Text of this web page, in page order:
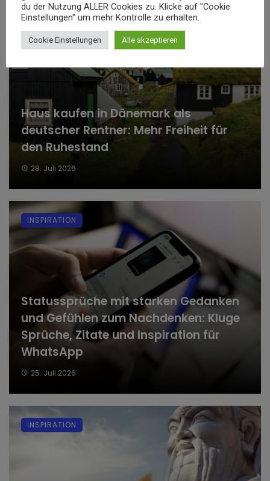
Haus kaufen in Dänemark als
deutscher Rentner: Mehr Freiheit für
den Ruhestand
28. Juli 2026
WOHNEN & HAUS
Statussprüche mit starken Gedanken
und Gefühlen zum Nachdenken: Kluge
Sprüche, Zitate und Inspiration für
WhatsApp
25. Juli 2026
INSPIRATION
INSPIRATION
du der Nutzung ALLER Cookies zu. Klicke auf "Cookie
Einstellungen" um mehr Kontrolle zu erhalten.
Cookie Einstellungen Alle akzeptieren